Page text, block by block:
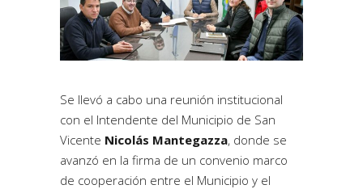
Se llevó a cabo una reunión institucional
con el Intendente del Municipio de San
Vicente Nicolás Mantegazza, donde se
avanzó en la firma de un convenio marco
de cooperación entre el Municipio y el